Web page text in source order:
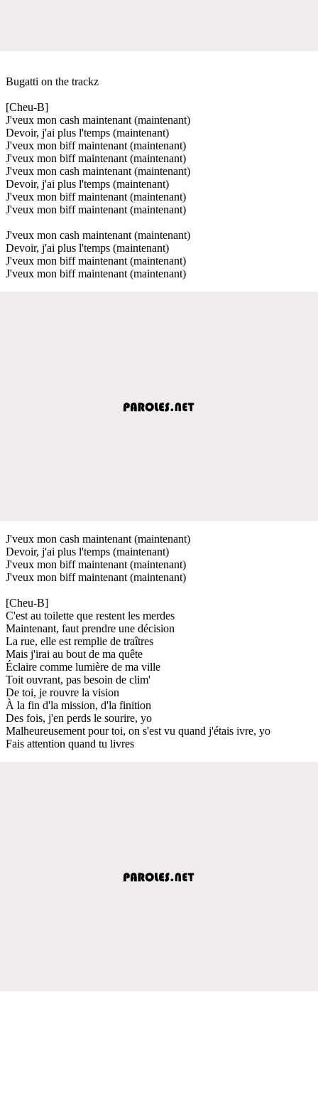
Bugatti on the trackz
[Cheu-B]
J'veux mon cash maintenant (maintenant)
Devoir, j'ai plus l'temps (maintenant)
J'veux mon biff maintenant (maintenant)
J'veux mon biff maintenant (maintenant)
J'veux mon cash maintenant (maintenant)
Devoir, j'ai plus l'temps (maintenant)
J'veux mon biff maintenant (maintenant)
J'veux mon biff maintenant (maintenant)
J'veux mon cash maintenant (maintenant)
Devoir, j'ai plus l'temps (maintenant)
J'veux mon biff maintenant (maintenant)
J'veux mon biff maintenant (maintenant)
J'veux mon cash maintenant (maintenant)
Devoir, j'ai plus l'temps (maintenant)
J'veux mon biff maintenant (maintenant)
J'veux mon biff maintenant (maintenant)
[Cheu-B]
C'est au toilette que restent les merdes
Maintenant, faut prendre une décision
La rue, elle est remplie de traîtres
Mais j'irai au bout de ma quête
Éclaire comme lumière de ma ville
Toit ouvrant, pas besoin de clim'
De toi, je rouvre la vision
À la fin d'la mission, d'la finition
Des fois, j'en perds le sourire, yo
Malheureusement pour toi, on s'est vu quand j'étais ivre, yo
Fais attention quand tu livres